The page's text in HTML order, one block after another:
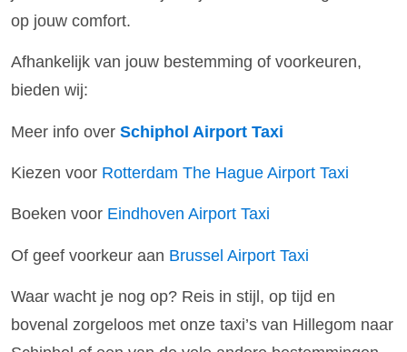
op jouw comfort.
Afhankelijk van jouw bestemming of voorkeuren,
bieden wij:
Meer info over Schiphol Airport Taxi
Kiezen voor Rotterdam The Hague Airport Taxi
Boeken voor Eindhoven Airport Taxi
Of geef voorkeur aan Brussel Airport Taxi
Waar wacht je nog op? Reis in stijl, op tijd en
bovenal zorgeloos met onze taxi’s van Hillegom naar